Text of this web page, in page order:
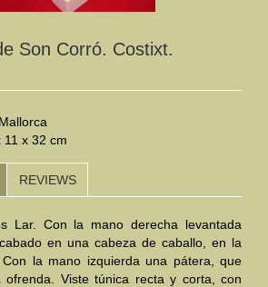
por encargo
Son Corró. Costixt.
11 x 32 cm
REVIEWS
Lar. Con la mano derecha levantada
en una cabeza de caballo, en la
la mano izquierda una pátera, que
ofrenda. Viste túnica recta y corta, con